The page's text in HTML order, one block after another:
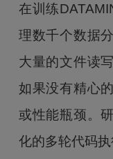
在训练
理数千个数据
大量的文件读
如果没有精心
或性能瓶颈。
化的多轮代码执